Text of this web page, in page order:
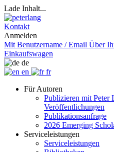
Lade Inhalt...
Kontakt
Anmelden
Mit Benutzername / Email Über
Einkaufswagen
de
en
fr
Für Autoren
Publizieren mit Peter
Veröffentlichungen
Publikationsanfrage
2026 Emerging
Serviceleistungen
Serviceleistungen